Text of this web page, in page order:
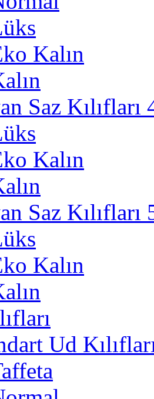
Kalın
Saz Kılıfları
Kalın
Saz Kılıfları
Kalın
Ud